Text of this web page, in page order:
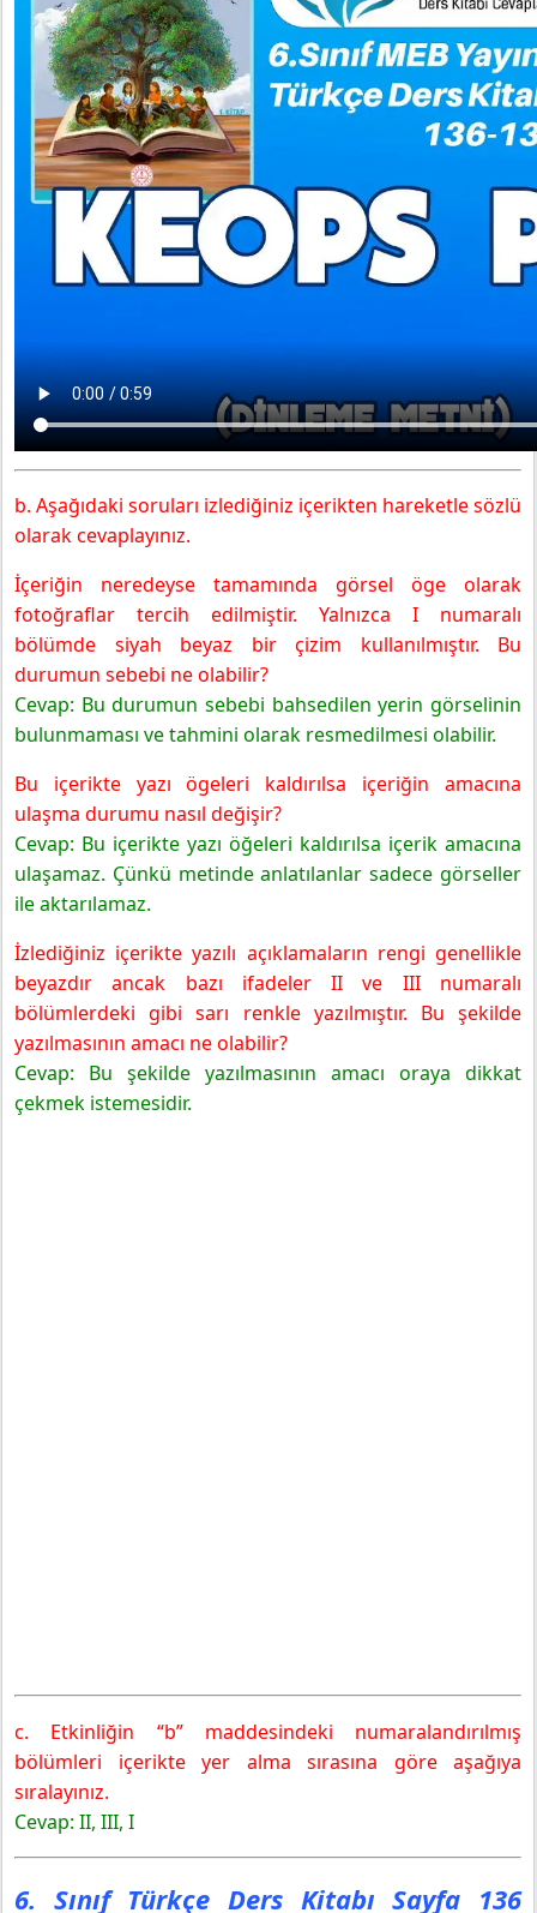
b. Aşağıdaki soruları izlediğiniz içerikten hareketle sözlü
olarak cevaplayınız.
İçeriğin neredeyse tamamında görsel öge olarak
fotoğraflar tercih edilmiştir. Yalnızca I numaralı
bölümde siyah beyaz bir çizim kullanılmıştır. Bu
durumun sebebi ne olabilir?
Cevap: Bu durumun sebebi bahsedilen yerin görselinin
bulunmaması ve tahmini olarak resmedilmesi olabilir.
Bu içerikte yazı ögeleri kaldırılsa içeriğin amacına
ulaşma durumu nasıl değişir?
Cevap: Bu içerikte yazı öğeleri kaldırılsa içerik amacına
ulaşamaz. Çünkü metinde anlatılanlar sadece görseller
ile aktarılamaz.
İzlediğiniz içerikte yazılı açıklamaların rengi genellikle
beyazdır ancak bazı ifadeler II ve III numaralı
bölümlerdeki gibi sarı renkle yazılmıştır. Bu şekilde
yazılmasının amacı ne olabilir?
Cevap: Bu şekilde yazılmasının amacı oraya dikkat
çekmek istemesidir.
c. Etkinliğin “b” maddesindeki numaralandırılmış
bölümleri içerikte yer alma sırasına göre aşağıya
sıralayınız.
Cevap: II, III, I
6. Sınıf Türkçe Ders Kitabı Sayfa 136